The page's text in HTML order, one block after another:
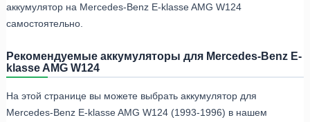
аккумулятор на Mercedes-Benz E-klasse AMG W124
самостоятельно.
Рекомендуемые аккумуляторы для Mercedes-Benz E-
klasse AMG W124
На этой странице вы можете выбрать аккумулятор для
Mercedes-Benz E-klasse AMG W124 (1993-1996) в нашем